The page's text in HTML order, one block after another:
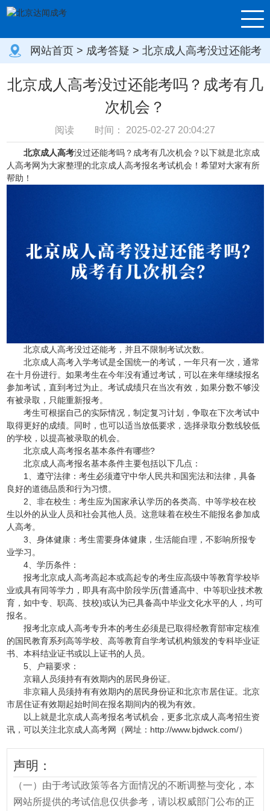
网站首页 > 成考答疑 > 北京成人高考没过还能考
吗？成考有几次机会？
北京成人高考没过还能考吗？成考有几
次机会？
阅读 时间： 2025-02-27 20:04:27
北京成人高考没过还能考吗？成考有几次机会？以下就是北京成
人高考网为大家整理的北京成人高考报名考试机会！希望对大家有所
帮助！
北京成人高考没过还能考，并且不限制考试次数。
北京成人高考入学考试是全国统一的考试，一年只有一次，通常
在十月份进行。如果考生在今年没有通过考试，可以在来年继续报名
参加考试，直到考过为止。考试成绩只在当次有效，如果分数不够没
有被录取，只能重新报考。
考生可根据自己的实际情况，制定复习计划，争取在下次考试中
取得更好的成绩。同时，也可以适当放低要求，选择录取分数线较低
的学校，以提高被录取的机会。
北京成人高考报名基本条件有哪些?
北京成人高考报名基本条件主要包括以下几点：
1、遵守法律：考生必须遵守中华人民共和国宪法和法律，具备
良好的道德品质和行为习惯。
2、非在校生：考生应为国家承认学历的各类高、中等学校在校
生以外的从业人员和社会其他人员。这意味着在校生不能报名参加成
人高考。
3、身体健康：考生需要身体健康，生活能自理，不影响所报专
业学习。
4、学历条件：
报考北京成人高考高起本或高起专的考生应高级中等教育学校毕
业或具有同等学力，即具有高中阶段学历(普通高中、中等职业技术教
育，如中专、职高、技校)或认为已具备高中毕业文化水平的人，均可
报名。
报考北京成人高考专升本的考生必须是已取得经教育部审定核准
的国民教育系列高等学校、高等教育自学考试机构颁发的专科毕业证
书、本科结业证书或以上证书的人员。
5、户籍要求：
京籍人员须持有有效期内的居民身份证。
非京籍人员须持有有效期内的居民身份证和北京市居住证。北京
市居住证有效期起始时间在报名期间内的视为有效。
以上就是北京成人高考报名考试机会，更多北京成人高考招生资
讯，可以关注北京成人高考网（网址：http://www.bjdwck.com/）
声明：
（一）由于考试政策等各方面情况的不断调整与变化，本
网站所提供的考试信息仅供参考，请以权威部门公布的正